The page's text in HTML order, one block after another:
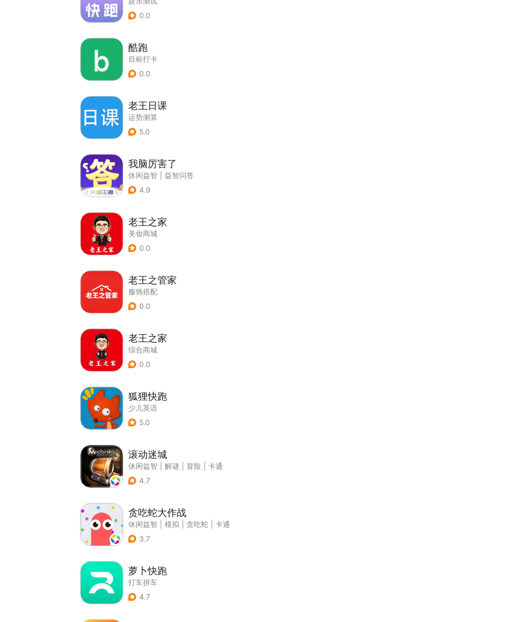
0.0
酷跑
目标打卡
0.0
老王日课
运势测算
5.0
我脑厉害了
休闲益智
益智问答
4.9
老王之家
美妆商城
0.0
老王之管家
服饰搭配
0.0
老王之家
综合商城
0.0
狐狸快跑
少儿英语
5.0
滚动迷城
休闲益智 解谜 冒险
卡通
4.7
贪吃蛇大作战
休闲益智 模拟 贪吃蛇
卡通
3.7
萝卜快跑
打车拼车
4.7